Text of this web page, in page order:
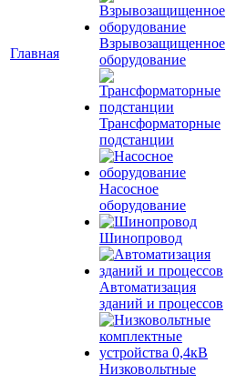
Главная
Взрывозащищенное
оборудование
Трансформаторные
подстанции
Насосное
оборудование
Шинопровод
Автоматизация
зданий и процессов
Низковольтные